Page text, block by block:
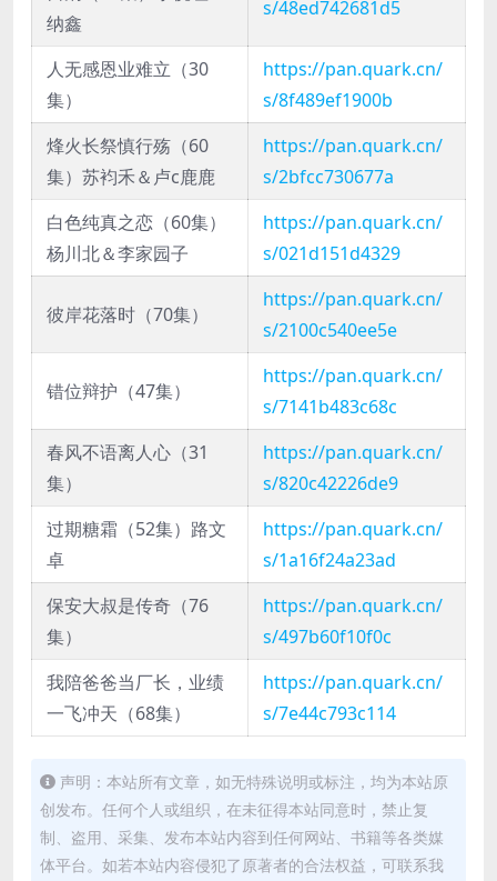
纳鑫
s/48ed742681d5
人无感恩业难立（30
集）
https://pan.quark.cn/
s/8f489ef1900b
烽火长祭慎行殇（60
集）苏袀禾＆卢c鹿鹿
https://pan.quark.cn/
s/2bfcc730677a
白色纯真之恋（60集）
杨川北＆李家园子
https://pan.quark.cn/
s/021d151d4329
彼岸花落时（70集）
https://pan.quark.cn/
s/2100c540ee5e
错位辩护（47集）
https://pan.quark.cn/
s/7141b483c68c
春风不语离人心（31
集）
https://pan.quark.cn/
s/820c42226de9
过期糖霜（52集）路文
卓
https://pan.quark.cn/
s/1a16f24a23ad
保安大叔是传奇（76
集）
https://pan.quark.cn/
s/497b60f10f0c
我陪爸爸当厂长，业绩
一飞冲天（68集）
https://pan.quark.cn/
s/7e44c793c114
声明：本站所有文章，如无特殊说明或标注，均为本站原
创发布。任何个人或组织，在未征得本站同意时，禁止复
制、盗用、采集、发布本站内容到任何网站、书籍等各类媒
体平台。如若本站内容侵犯了原著者的合法权益，可联系我